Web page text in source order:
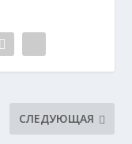
СЛЕДУЮЩАЯ